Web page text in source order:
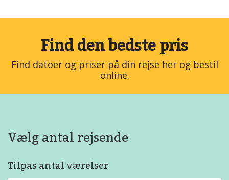
Find den bedste pris
Find datoer og priser på din rejse her og bestil
online.
Vælg antal rejsende
Tilpas antal værelser